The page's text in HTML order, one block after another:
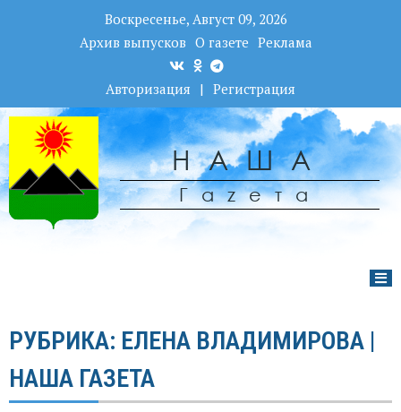
Воскресенье, Август 09, 2026
Архив выпусков О газете Реклама
Авторизация | Регистрация
НАША
Гаzета
РУБРИКА: ЕЛЕНА ВЛАДИМИРОВА |
НАША ГАЗЕТА